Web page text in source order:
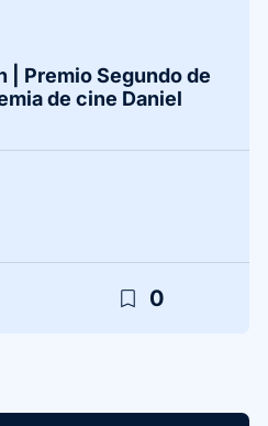
| Premio Segundo de
de cine Daniel
bookmark_border 0